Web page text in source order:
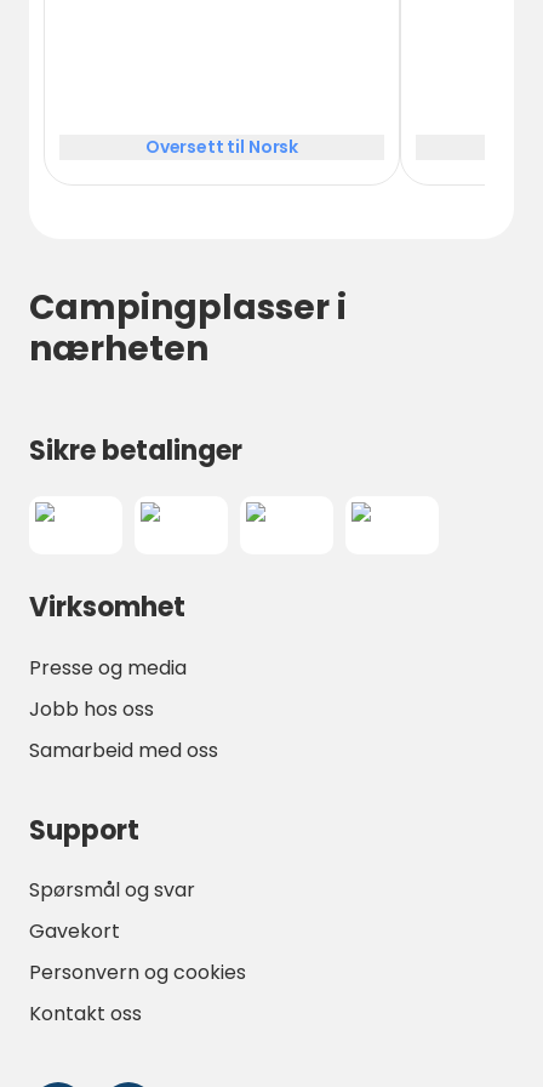
Oversett til Norsk
Campingplasser i
nærheten
Sikre betalinger
Virksomhet
Presse og media
Jobb hos oss
Samarbeid med oss
Support
Spørsmål og svar
Gavekort
Personvern og cookies
Kontakt oss